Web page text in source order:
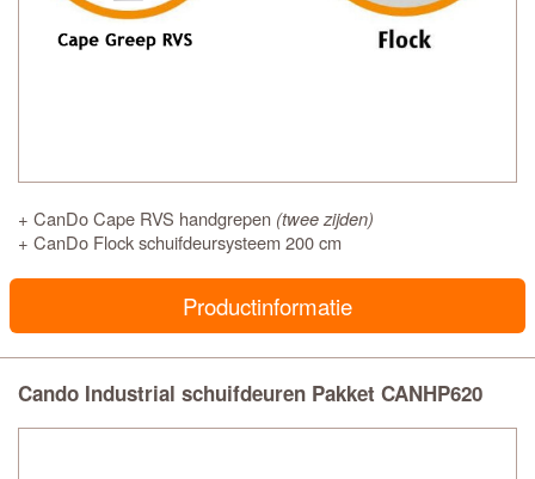
+ CanDo Cape RVS handgrepen (twee zijden)
+ CanDo Flock schuifdeursysteem 200 cm
Productinformatie
Cando Industrial schuifdeuren Pakket CANHP620